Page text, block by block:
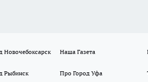
Новочебоксарск Наша Газета
Рыбинск Про Город Уфа